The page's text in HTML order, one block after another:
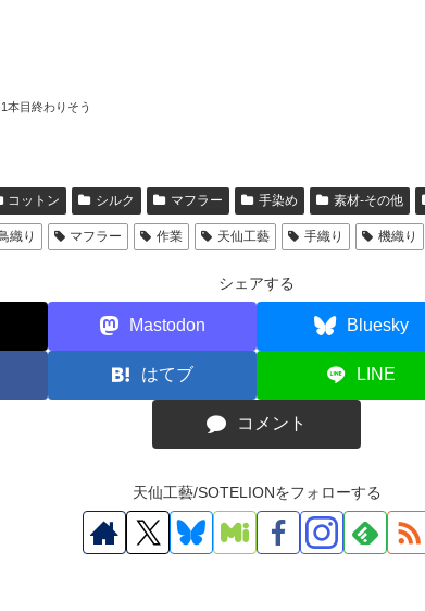
1本目終わりそう
コットン シルク マフラー 手染め 素材-その他
織り マフラー 作業 天仙工藝 手織り 機織り
シェアする
Mastodon Bluesky
はてブ LINE
コメント
天仙工藝/SOTELIONをフォローする